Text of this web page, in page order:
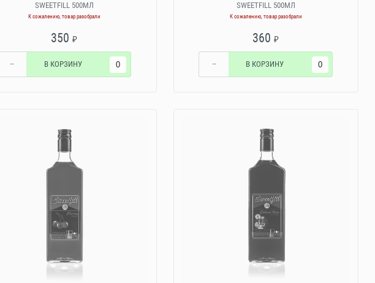
SWEETFILL 500МЛ
К сожалению, товар разобрали
350₽
− В КОРЗИНУ
SWEETFILL 500МЛ
К сожалению, товар разобрали
360₽
− В КОРЗИНУ